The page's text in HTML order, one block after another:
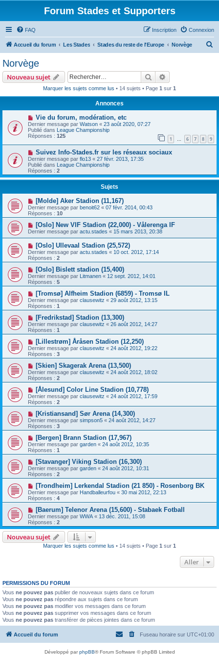
Forum Stades et Supporters
FAQ Connexion
Inscription
Accueil du forum Les Stades Stades du reste de l'Europe Norvège
Norvège
Nouveau sujet Rechercher
Marquer les sujets comme lus • 14 sujets • Page 1 sur 1
Annonces
Vie du forum, modération, etc
Dernier message par Watson « 23 août 2020, 07:27
Publié dans League Championship
Réponses : 125 1 … 6 7 8 9
Suivez Info-Stades.fr sur les réseaux sociaux
Dernier message par flo13 « 27 févr. 2013, 17:35
Publié dans League Championship
Réponses : 2
Sujets
[Molde] Aker Stadion (11,167)
Dernier message par benoit62 « 07 févr. 2014, 00:43
Réponses : 10
[Oslo] New VIF Stadion (22,000) - Vålerenga IF
Dernier message par actu.stades « 15 mars 2013, 20:38
[Oslo] Ullevaal Stadion (25,572)
Dernier message par actu.stades « 10 oct. 2012, 17:14
Réponses : 2
[Oslo] Bislett stadion (15,400)
Dernier message par Litmanen « 12 sept. 2012, 14:01
Réponses : 5
[Tromsø] Alfheim Stadion (6859) - Tromsø IL
Dernier message par clausewitz « 29 août 2012, 13:15
Réponses : 1
[Fredrikstad] Stadion (13,300)
Dernier message par clausewitz « 26 août 2012, 14:27
Réponses : 1
[Lillestrøm] Åråsen Stadion (12,250)
Dernier message par clausewitz « 24 août 2012, 19:22
Réponses : 3
[Skien] Skagerak Arena (13,500)
Dernier message par clausewitz « 24 août 2012, 18:02
Réponses : 2
[Ålesund] Color Line Stadion (10,778)
Dernier message par clausewitz « 24 août 2012, 17:59
Réponses : 2
[Kristiansand] Sør Arena (14,300)
Dernier message par simpson5 « 24 août 2012, 14:27
Réponses : 3
[Bergen] Brann Stadion (17,967)
Dernier message par garden « 24 août 2012, 10:35
Réponses : 1
[Stavanger] Viking Stadion (16,300)
Dernier message par garden « 24 août 2012, 10:31
Réponses : 2
[Trondheim] Lerkendal Stadion (21 850) - Rosenborg BK
Dernier message par Handballeurfou « 30 mai 2012, 22:13
Réponses : 4
[Baerum] Telenor Arena (15,600) - Stabaek Fotball
Dernier message par WWA « 13 déc. 2011, 15:08
Réponses : 2
Nouveau sujet
Marquer les sujets comme lus • 14 sujets • Page 1 sur 1
Aller
PERMISSIONS DU FORUM
Vous ne pouvez pas publier de nouveaux sujets dans ce forum
Vous ne pouvez pas répondre aux sujets dans ce forum
Vous ne pouvez pas modifier vos messages dans ce forum
Vous ne pouvez pas supprimer vos messages dans ce forum
Vous ne pouvez pas transférer de pièces jointes dans ce forum
Accueil du forum Fuseau horaire sur UTC+01:00
Développé parphpBB® Forum Software © phpBB Limited